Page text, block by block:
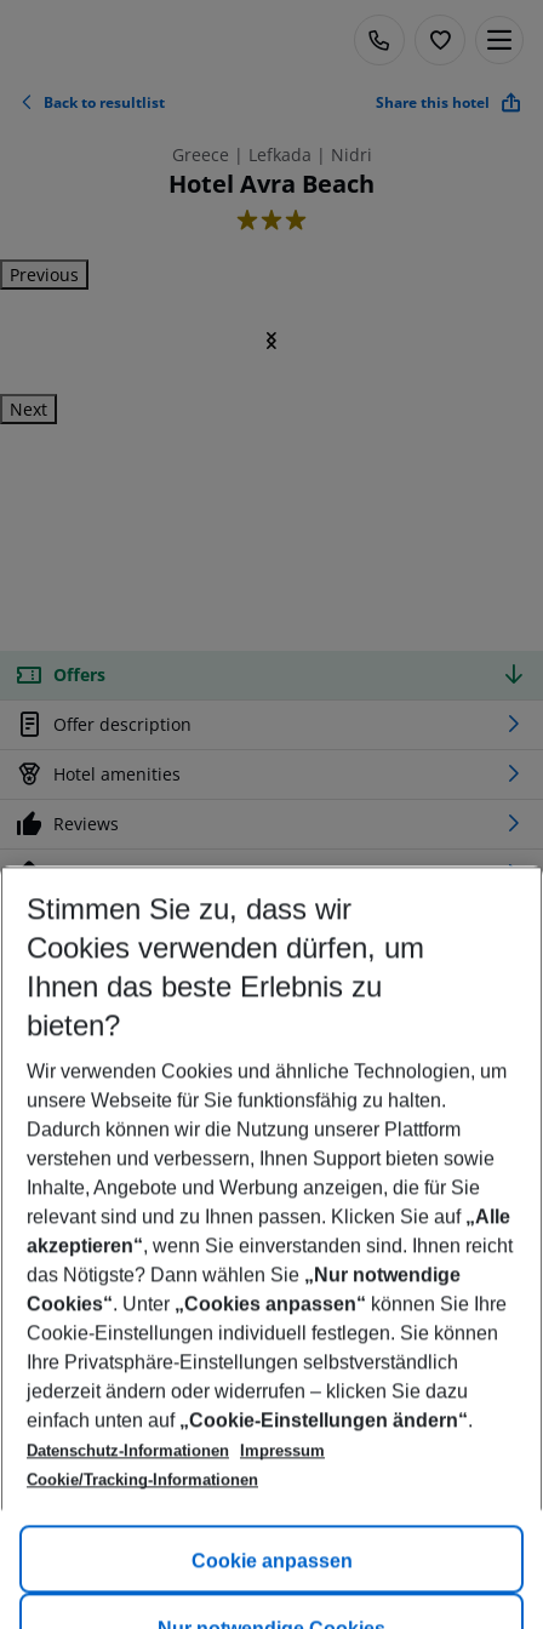
Back to resultlist Share this hotel
Greece | Lefkada | Nidri
Hotel Avra Beach
3
Previous
Next
Offers
Offer description
Hotel amenities
Reviews
Location
Customize your offer
Find the perfect deal which suits your best
Your departure airport
Any airport
Select your date range
11/08/26–09/08/27 5-8 nights
Who will travel
2 adults No children
Show more filter
Footer
Footer navigation
Title A
Link A
Stimmen Sie zu, dass wir
Cookies verwenden dürfen, um
Ihnen das beste Erlebnis zu
bieten?
Wir verwenden Cookies und ähnliche Technologien, um
unsere Webseite für Sie funktionsfähig zu halten.
Dadurch können wir die Nutzung unserer Plattform
verstehen und verbessern, Ihnen Support bieten sowie
Inhalte, Angebote und Werbung anzeigen, die für Sie
relevant sind und zu Ihnen passen. Klicken Sie auf „Alle
akzeptieren“, wenn Sie einverstanden sind. Ihnen reicht
das Nötigste? Dann wählen Sie „Nur notwendige
Cookies“. Unter „Cookies anpassen“ können Sie Ihre
Cookie-Einstellungen individuell festlegen. Sie können
Ihre Privatsphäre-Einstellungen selbstverständlich
jederzeit ändern oder widerrufen – klicken Sie dazu
einfach unten auf „Cookie-Einstellungen ändern“.
Datenschutz-Informationen
Impressum
Cookie/Tracking-Informationen
Cookie anpassen